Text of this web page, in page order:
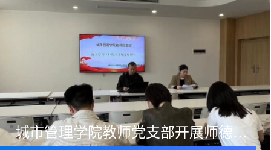
城市管理学院教师党支部开展师德师风专题研讨活动